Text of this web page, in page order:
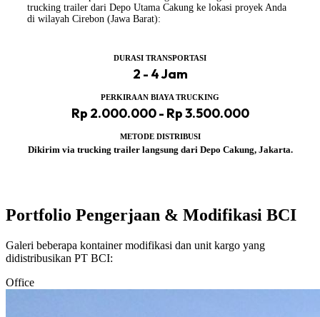
trucking trailer dari Depo Utama Cakung ke lokasi proyek Anda
di wilayah Cirebon (Jawa Barat):
DURASI TRANSPORTASI
2 - 4 Jam
PERKIRAAN BIAYA TRUCKING
Rp 2.000.000 - Rp 3.500.000
METODE DISTRIBUSI
Dikirim via trucking trailer langsung dari Depo Cakung, Jakarta.
Portfolio Pengerjaan & Modifikasi BCI
Galeri beberapa kontainer modifikasi dan unit kargo yang
didistribusikan PT BCI:
Office